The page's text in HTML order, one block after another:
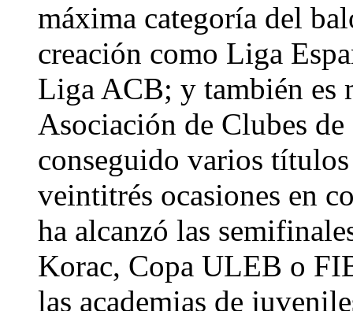
máxima categoría del
creación como Liga
Liga ACB; y también es
Asociación de Clubes
conseguido varios
veintitrés ocasiones en
ha alcanzó las
Korac, Copa ULEB o
las academias de